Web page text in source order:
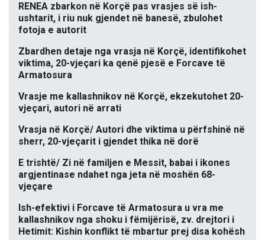
RENEA zbarkon në Korçë pas vrasjes së ish-
ushtarit, i riu nuk gjendet në banesë, zbulohet
fotoja e autorit
Zbardhen detaje nga vrasja në Korçë, identifikohet
viktima, 20-vjeçari ka qenë pjesë e Forcave të
Armatosura
Vrasje me kallashnikov në Korçë, ekzekutohet 20-
vjeçari, autori në arrati
Vrasja në Korçë/ Autori dhe viktima u përfshinë në
sherr, 20-vjeçarit i gjendet thika në dorë
E trishtë/ Zi në familjen e Messit, babai i ikones
argjentinase ndahet nga jeta në moshën 68-
vjeçare
Ish-efektivi i Forcave të Armatosura u vra me
kallashnikov nga shoku i fëmijërisë, zv. drejtori i
Hetimit: Kishin konflikt të mbartur prej disa kohësh